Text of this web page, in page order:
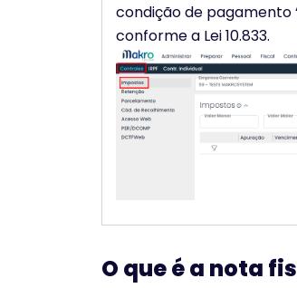
condição de pagamento
conforme a Lei 10.833.
O que é a nota